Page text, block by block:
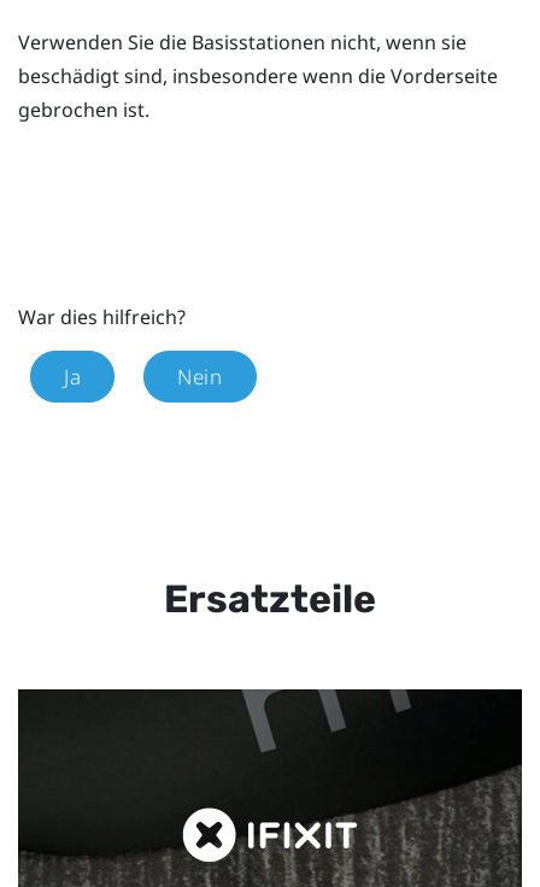
Verwenden Sie die Basisstationen nicht, wenn sie
beschädigt sind, insbesondere wenn die Vorderseite
gebrochen ist.
War dies hilfreich?
Ja Nein
Ersatzteile